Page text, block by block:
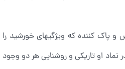
پاک کننده که ویژگیهای خورشید را
او تاریکی و روشنایی هر دو وجود